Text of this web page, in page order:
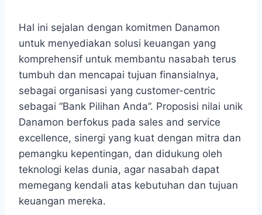
Hal ini sejalan dengan komitmen Danamon
untuk menyediakan solusi keuangan yang
komprehensif untuk membantu nasabah terus
tumbuh dan mencapai tujuan finansialnya,
sebagai organisasi yang customer-centric
sebagai “Bank Pilihan Anda”. Proposisi nilai unik
Danamon berfokus pada sales and service
excellence, sinergi yang kuat dengan mitra dan
pemangku kepentingan, dan didukung oleh
teknologi kelas dunia, agar nasabah dapat
memegang kendali atas kebutuhan dan tujuan
keuangan mereka.